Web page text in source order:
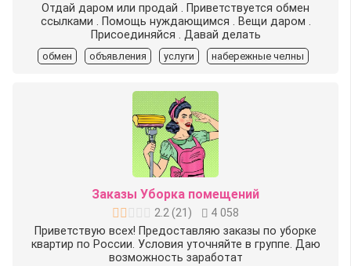
Отдай даром или продай . Приветствуется обмен
ссылками . Помощь нуждающимся . Вещи даром .
Присоединяйся . Давай делать
обмен объявления услуги набережные челны
Заказы Уборка помещений
2.2(21 )
4 058
Приветствую всех! Предоставляю заказы по уборке
квартир по России. Условия уточняйте в группе. Даю
возможность заработат